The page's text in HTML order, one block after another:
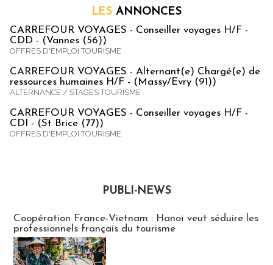
LES ANNONCES
CARREFOUR VOYAGES - Conseiller voyages H/F -
CDD - (Vannes (56))
OFFRES D'EMPLOI TOURISME
CARREFOUR VOYAGES - Alternant(e) Chargé(e) de
ressources humaines H/F - (Massy/Evry (91))
ALTERNANCE / STAGES TOURISME
CARREFOUR VOYAGES - Conseiller voyages H/F -
CDI - (St Brice (77))
OFFRES D'EMPLOI TOURISME
PUBLI-NEWS
Coopération France-Vietnam : Hanoï veut séduire les
professionnels français du tourisme